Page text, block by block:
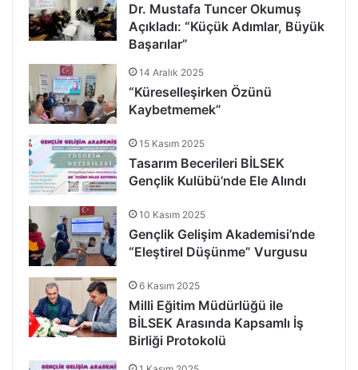
Dr. Mustafa Tuncer Okumuş
Açıkladı: “Küçük Adımlar, Büyük
Başarılar”
14 Aralık 2025
“Küreselleşirken Özünü
Kaybetmemek”
15 Kasım 2025
Tasarım Becerileri BİLSEK
Gençlik Kulübü’nde Ele Alındı
10 Kasım 2025
Gençlik Gelişim Akademisi’nde
“Eleştirel Düşünme” Vurgusu
6 Kasım 2025
Milli Eğitim Müdürlüğü ile
BİLSEK Arasında Kapsamlı İş
Birliği Protokolü